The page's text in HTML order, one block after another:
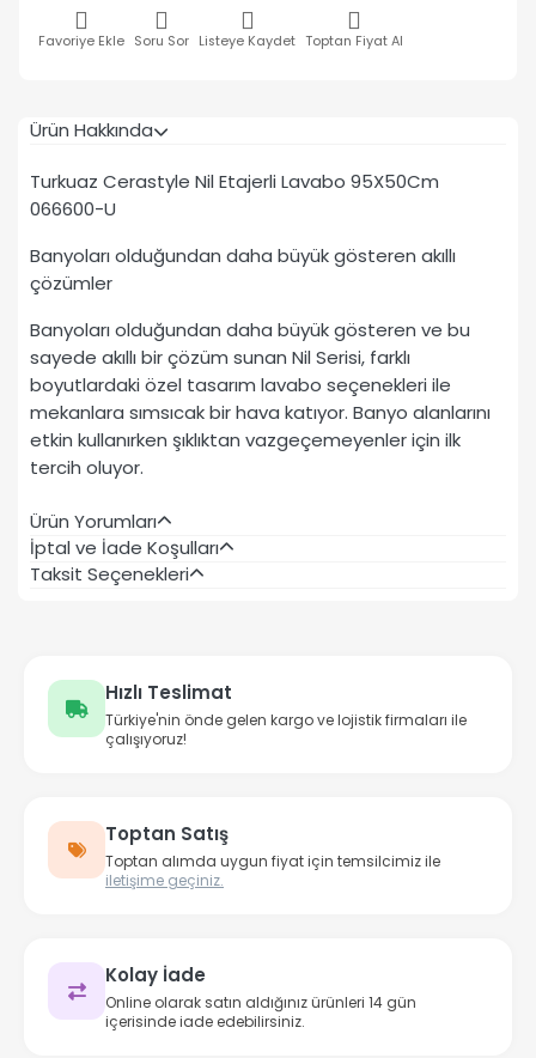
Favoriye Ekle Soru Sor Listeye Kaydet Toptan Fiyat Al
Ürün Hakkında
Turkuaz Cerastyle Nil Etajerli Lavabo 95X50Cm
066600-U
Banyoları olduğundan daha büyük gösteren akıllı
çözümler
Banyoları olduğundan daha büyük gösteren ve bu
sayede akıllı bir çözüm sunan Nil Serisi, farklı
boyutlardaki özel tasarım lavabo seçenekleri ile
mekanlara sımsıcak bir hava katıyor. Banyo alanlarını
etkin kullanırken şıklıktan vazgeçemeyenler için ilk
tercih oluyor.
Ürün Yorumları
İptal ve İade Koşulları
Taksit Seçenekleri
Hızlı Teslimat
Türkiye'nin önde gelen kargo ve lojistik firmaları ile
çalışıyoruz!
Toptan Satış
Toptan alımda uygun fiyat için temsilcimiz ile
iletişime geçiniz.
Kolay İade
Online olarak satın aldığınız ürünleri 14 gün
içerisinde iade edebilirsiniz.